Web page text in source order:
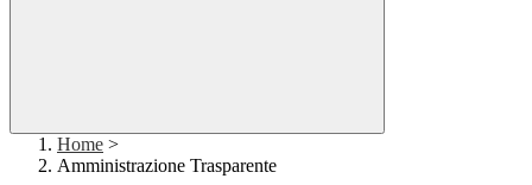
Home >
Amministrazione Trasparente